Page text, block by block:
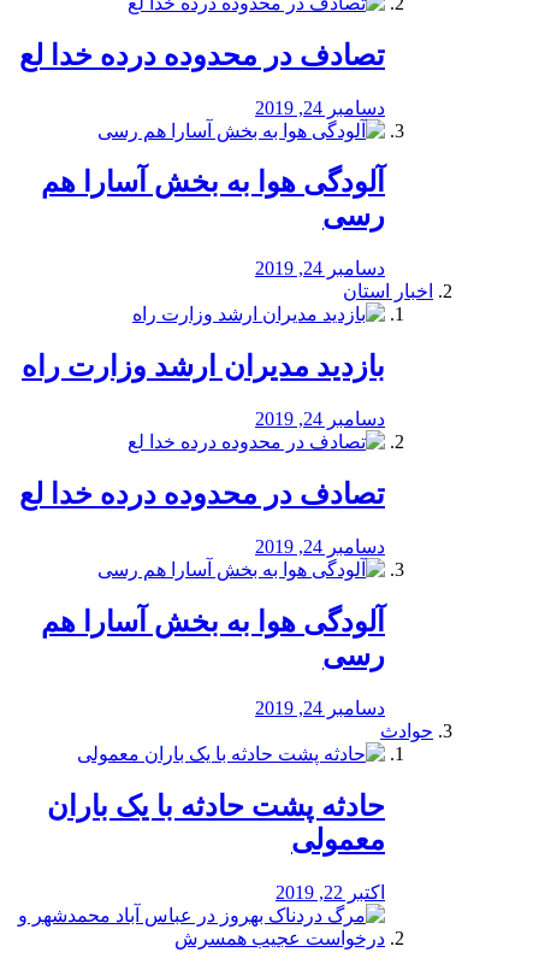
تصادف در محدوده درده خدا لع
دسامبر 24, 2019
آلودگی هوا به بخش آسارا هم
رسی
دسامبر 24, 2019
اخبار استان
بازدید مدیران ارشد وزارت راه
دسامبر 24, 2019
تصادف در محدوده درده خدا لع
دسامبر 24, 2019
آلودگی هوا به بخش آسارا هم
رسی
دسامبر 24, 2019
حوادث
️حادثه پشت حادثه با یک باران
معمولی
اکتبر 22, 2019